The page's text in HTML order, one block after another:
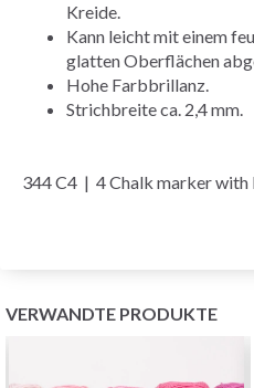
Kreide.
Kann leicht mit einem
glatten Oberflächen
Hohe Farbbrillanz.
Strichbreite ca. 2,4 mm.
344 C4 | 4 Chalk marker with
VERWANDTE PRODUKTE